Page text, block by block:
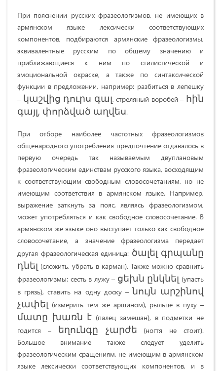
При пояснении русских фразеологизмов, не имеющих в
армянском языке лексически соответствующих
компонентов, подбираются армянские фразеологизмы,
эквивалентные русским по общему значению и
приближающиеся к ним по стилистической и
эмоциональной окраске, а также по синтаксической
функции в предложении, например: разбиться в лепешку
– կաշվից դուրս գալ, стреляный воробей – հին
գայլ, փորձված աղվես.
При отборе наиболее частотных фразеологизмов
общенародного употребления предпочтение отдавалось в
первую очередь так называемым двуплановым
фразеологическим единствам русского языка, восходящим
к соответствующим свободным словосочетаниям, но не
имеющим соответствия в армянском языке. Например,
выражение заткнуть за пояс, являясь фразеологизмом,
может употребляться и как свободное словосочетание. В
армянском же языке оно выступает только как свободное
словосочетание, а значение фразеологизма передает
другая фразеологическая единица: ծալել գրպանը
դնել (сложить, убрать в карман). Также можно сравнить
фразеологизмы: сесть в лужу – ցեխն ընկնել (упасть
в грязь), ставить на одну доску – նույն արշինով
չափել (измерить тем же аршином), рыльце в пуху –
մատը խառն է (палец замешан), в подметки не
годится – եղունգը չարժե (ногтя не стоит).
Большое внимание также следует уделить
фразеологическим сращениям, не имеющим в армянском
языке лексически соответствующих компонентов, и в